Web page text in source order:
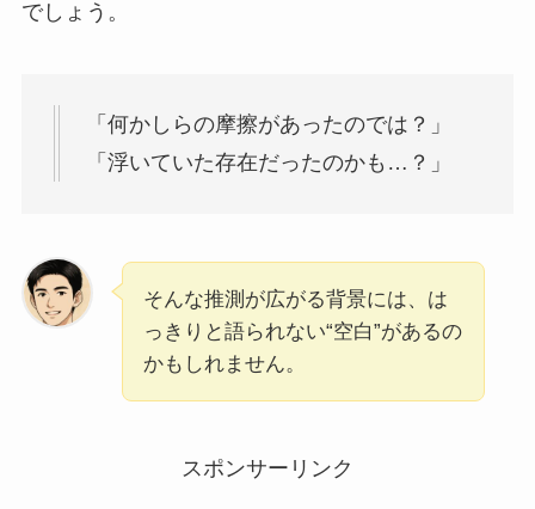
でしょう。
「何かしらの摩擦があったのでは？」
「浮いていた存在だったのかも…？」
そんな推測が広がる背景には、は
っきりと語られない“空白”があるの
かもしれません。
スポンサーリンク